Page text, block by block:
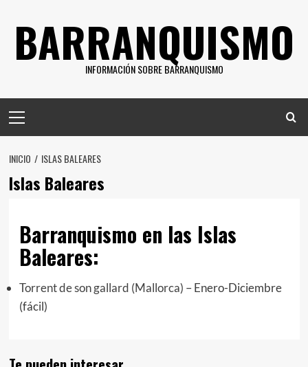
contenido
BARRANQUISMO
INFORMACIÓN SOBRE BARRANQUISMO
principal
INICIO ISLAS BALEARES
Islas Baleares
Barranquismo en las Islas
Baleares:
Torrent de son gallard (Mallorca) – Enero-Diciembre
(fácil)